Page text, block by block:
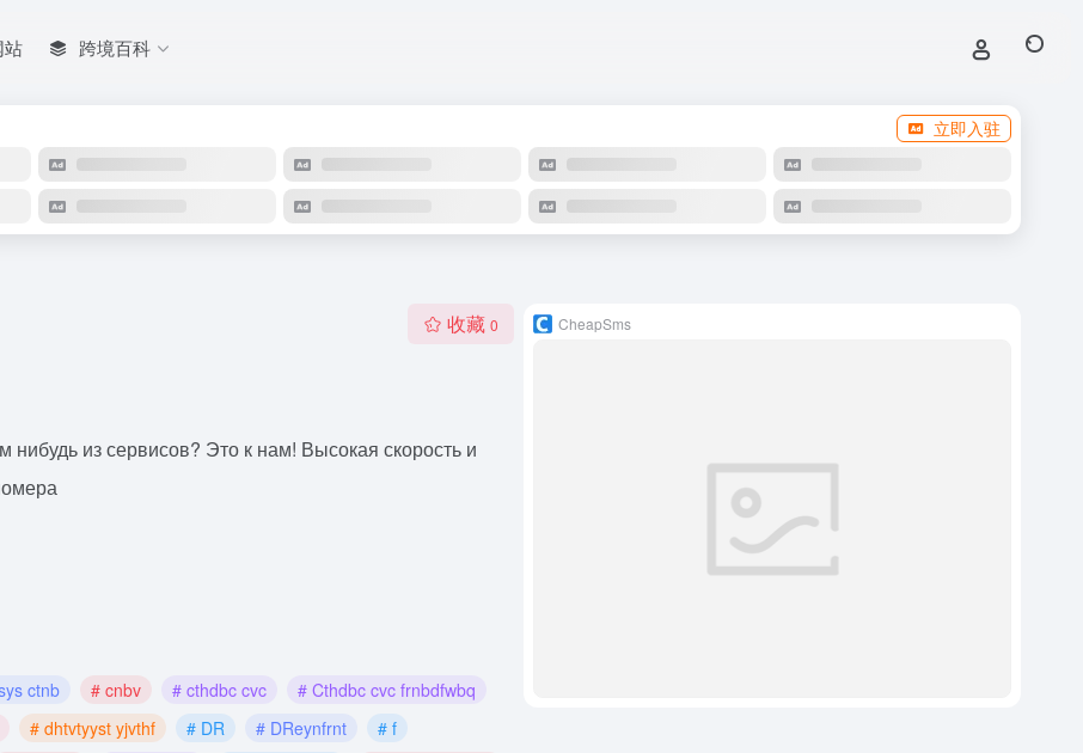
站 跨境百科
立即入驻
收藏 0
из сервисов? Это к нам! Высокая скорость и
ctnb # cnbv # cthdbc cvc
# Cthdbc cvc frnbdfwbq
# dhtvtyyst yjvthf # DR # DReynfrnt
# f
CheapSms